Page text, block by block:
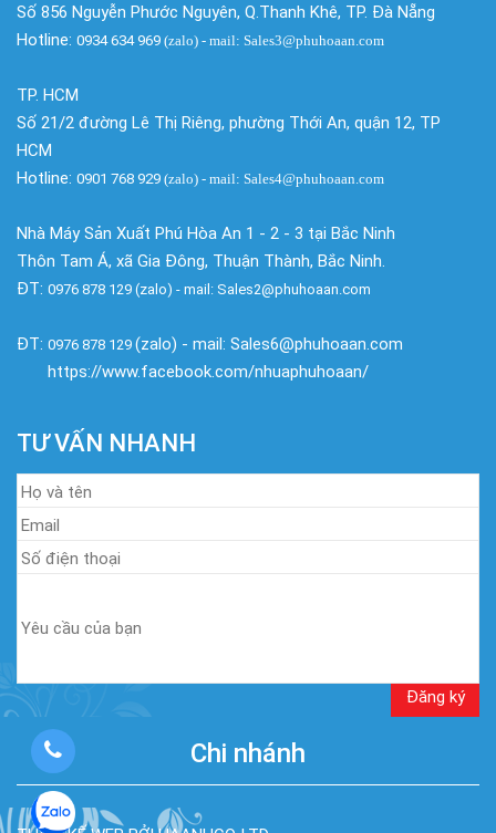
Số 856 Nguyễn Phước Nguyên, Q.Thanh Khê, TP. Đà Nẵng
Hotline: 0934 634 969 (zalo) - mail: Sales3@phuhoaan.com
TP. HCM
Số 21/2 đường Lê Thị Riêng, phường Thới An, quận 12, TP
HCM
Hotline: 0901 768 929 (zalo) - mail: Sales4@phuhoaan.com
Nhà Máy Sản Xuất Phú Hòa An 1 - 2 - 3 tại Bắc Ninh
Thôn Tam Á, xã Gia Đông, Thuận Thành, Bắc Ninh.
ĐT: 0976 878 129 (zalo) - mail: Sales2@phuhoaan.com
ĐT: 0976 878 129 (zalo) - mail: Sales6@phuhoaan.com
https://www.facebook.com/nhuaphuhoaan/
TƯ VẤN NHANH
Chi nhánh